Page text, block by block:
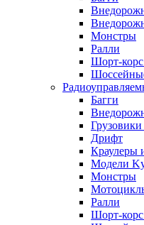
Монстры
Ралли
Шорт-корс
Багги
Дрифт
Краулеры
Модели
Монстры
Ралли
Шорт-корс